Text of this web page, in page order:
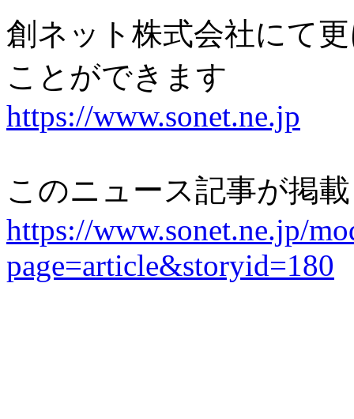
創ネット株式会社にて
ことができます
https://www.sonet.ne.jp
このニュース記事が掲
https://www.sonet.ne.jp/
page=article&storyid=180